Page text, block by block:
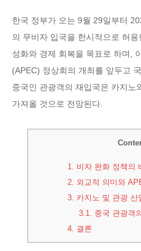
한국 정부가 오는 9월 29일부터
의 무비자 입국을 한시적으로 허
성화와 경제 회복을 목표로 하며,
(APEC) 정상회의 개최를 앞두고
중국인 관광객의 재입국은 카지노
가져올 것으로 전망된다.
1.
비자 완화 정책의
2. 외교적 의미와
3. 카지노 및 관광 산
3.1.
중국 관광객
4. 결론